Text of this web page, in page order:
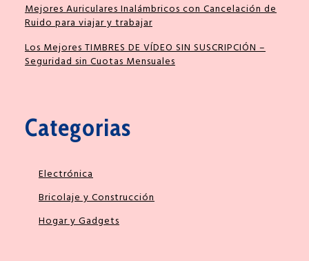
Mejores Auriculares Inalámbricos con Cancelación de
Ruido para viajar y trabajar
Los Mejores TIMBRES DE VÍDEO SIN SUSCRIPCIÓN –
Seguridad sin Cuotas Mensuales
Categorias
Electrónica
Bricolaje y Construcción
Hogar y Gadgets